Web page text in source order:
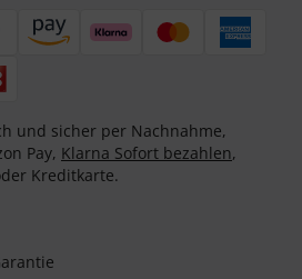
und sicher per Nachnahme,
Pay, Klarna Sofort bezahlen,
Kreditkarte.